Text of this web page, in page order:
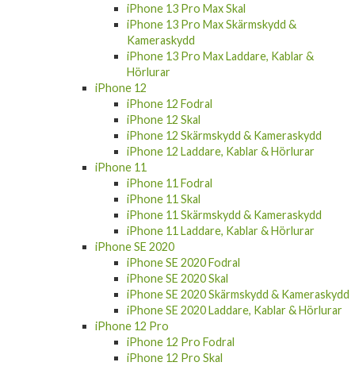
iPhone 13 Pro Max Skal
iPhone 13 Pro Max Skärmskydd &
Kameraskydd
iPhone 13 Pro Max Laddare, Kablar &
Hörlurar
iPhone 12
iPhone 12 Fodral
iPhone 12 Skal
iPhone 12 Skärmskydd & Kameraskydd
iPhone 12 Laddare, Kablar & Hörlurar
iPhone 11
iPhone 11 Fodral
iPhone 11 Skal
iPhone 11 Skärmskydd & Kameraskydd
iPhone 11 Laddare, Kablar & Hörlurar
iPhone SE 2020
iPhone SE 2020 Fodral
iPhone SE 2020 Skal
iPhone SE 2020 Skärmskydd & Kameraskydd
iPhone SE 2020 Laddare, Kablar & Hörlurar
iPhone 12 Pro
iPhone 12 Pro Fodral
iPhone 12 Pro Skal